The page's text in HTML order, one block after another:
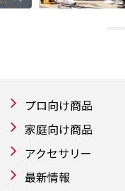
プロ向け商品
家庭向け商品
アクセサリー
最新情報